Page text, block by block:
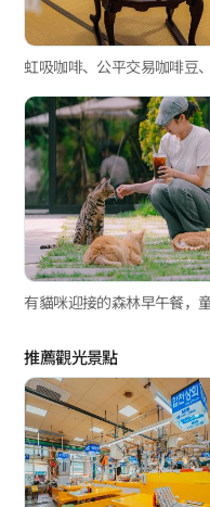
推薦觀光景點